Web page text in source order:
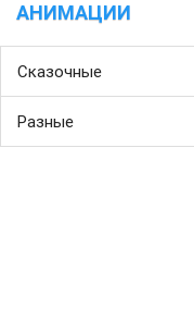
АНИМАЦИИ
Сказочные
Разные